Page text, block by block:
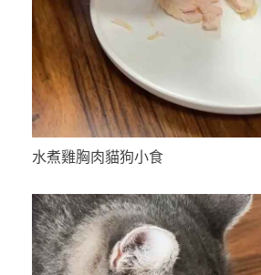
水煮雞胸肉貓狗小食